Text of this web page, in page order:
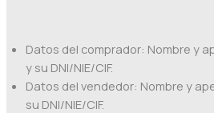
Datos del comprador: Nombre y
y su DNI/NIE/CIF.
Datos del vendedor: Nombre y
su DNI/NIE/CIF.